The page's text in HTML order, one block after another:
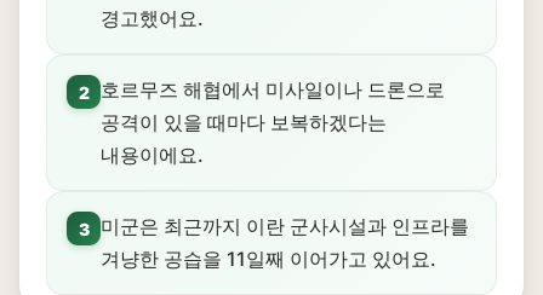
경고했어요.
2
호르무즈 해협에서 미사일이나 드론으로
공격이 있을 때마다 보복하겠다는
내용이에요.
3
미군은 최근까지 이란 군사시설과 인프라를
겨냥한 공습을 11일째 이어가고 있어요.